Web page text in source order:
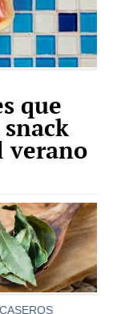
que
verano